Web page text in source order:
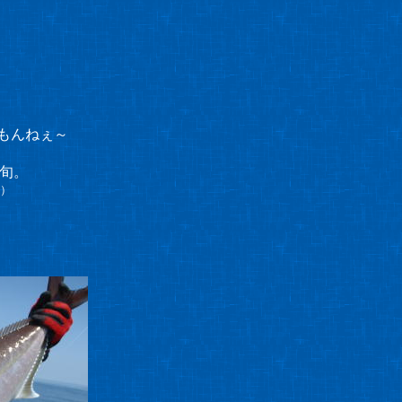
んねぇ～
。